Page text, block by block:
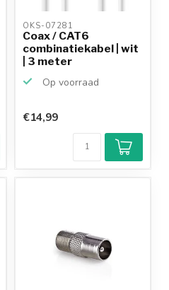
OKS-07281
Coax / CAT6
combinatiekabel | wit
| 3 meter
Op voorraad
€14,99